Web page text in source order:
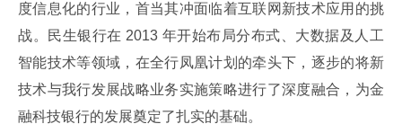
度信息化的行业，首当其冲面临着互联网新技术应用的挑
战。民生银行在 2013 年开始布局分布式、大数据及人工
智能技术等领域，在全行凤凰计划的牵头下，逐步的将新
技术与我行发展战略业务实施策略进行了深度融合，为金
融科技银行的发展奠定了扎实的基础。